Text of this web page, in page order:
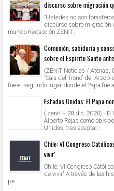
discurso sobre migración
“Ustedes no son
discurso sobre migración
mundo Redacción ZENIT...
Comunión, sabiduría y
sobre el Espíritu Santo
(ZENIT Noticias / Atenas,
“Sala del Trono” del
fue el segundo lugar donde el Papa fue
Estados Unidos: El Papa
( zenit – 28 dic. 2020).- El
Alberto Rojas como
Unidos, tras aceptar...
Chile: VI Congreso
vivir'
Chile: VI Congreso
de vivir' A través de las
pe...